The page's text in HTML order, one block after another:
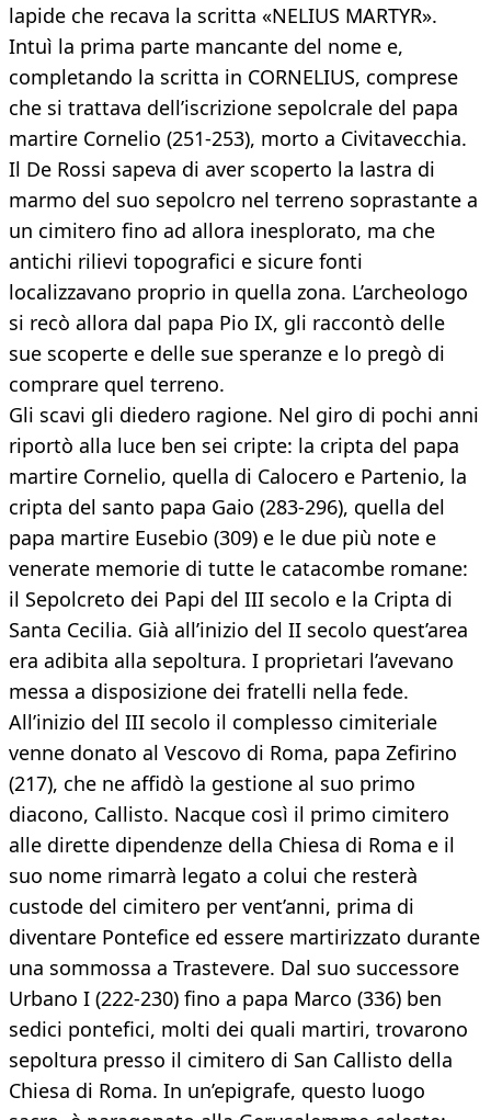
lapide che recava la scritta «NELIUS MARTYR».
Intuì la prima parte mancante del nome e,
completando la scritta in CORNELIUS, comprese
che si trattava dell’iscrizione sepolcrale del papa
martire Cornelio (251-253), morto a Civitavecchia.
Il De Rossi sapeva di aver scoperto la lastra di
marmo del suo sepolcro nel terreno soprastante a
un cimitero fino ad allora inesplorato, ma che
antichi rilievi topografici e sicure fonti
localizzavano proprio in quella zona. L’archeologo
si recò allora dal papa Pio IX, gli raccontò delle
sue scoperte e delle sue speranze e lo pregò di
comprare quel terreno.
Gli scavi gli diedero ragione. Nel giro di pochi anni
riportò alla luce ben sei cripte: la cripta del papa
martire Cornelio, quella di Calocero e Partenio, la
cripta del santo papa Gaio (283-296), quella del
papa martire Eusebio (309) e le due più note e
venerate memorie di tutte le catacombe romane:
il Sepolcreto dei Papi del III secolo e la Cripta di
Santa Cecilia. Già all’inizio del II secolo quest’area
era adibita alla sepoltura. I proprietari l’avevano
messa a disposizione dei fratelli nella fede.
All’inizio del III secolo il complesso cimiteriale
venne donato al Vescovo di Roma, papa Zefirino
(217), che ne affidò la gestione al suo primo
diacono, Callisto. Nacque così il primo cimitero
alle dirette dipendenze della Chiesa di Roma e il
suo nome rimarrà legato a colui che resterà
custode del cimitero per vent’anni, prima di
diventare Pontefice ed essere martirizzato durante
una sommossa a Trastevere. Dal suo successore
Urbano I (222-230) fino a papa Marco (336) ben
sedici pontefici, molti dei quali martiri, trovarono
sepoltura presso il cimitero di San Callisto della
Chiesa di Roma. In un’epigrafe, questo luogo